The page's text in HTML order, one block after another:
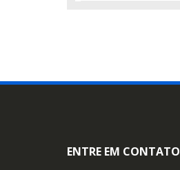
ENTRE EM CONTATO